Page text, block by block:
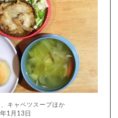
キャベツスープほか
1月13日